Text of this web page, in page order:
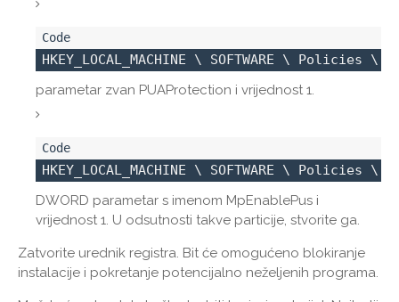
HKEY_LOCAL_MACHINE \ SOFTWARE \
parametar zvan PUAProtection i vrijednost 1.
HKEY_LOCAL_MACHINE \ SOFTWARE \
DWORD parametar s imenom MpEnablePus i
vrijednost 1. U odsutnosti takve particije, stvorite ga.
Zatvorite urednik registra. Bit će omogućeno blokiranje
instalacije i pokretanje potencijalno neželjenih programa.